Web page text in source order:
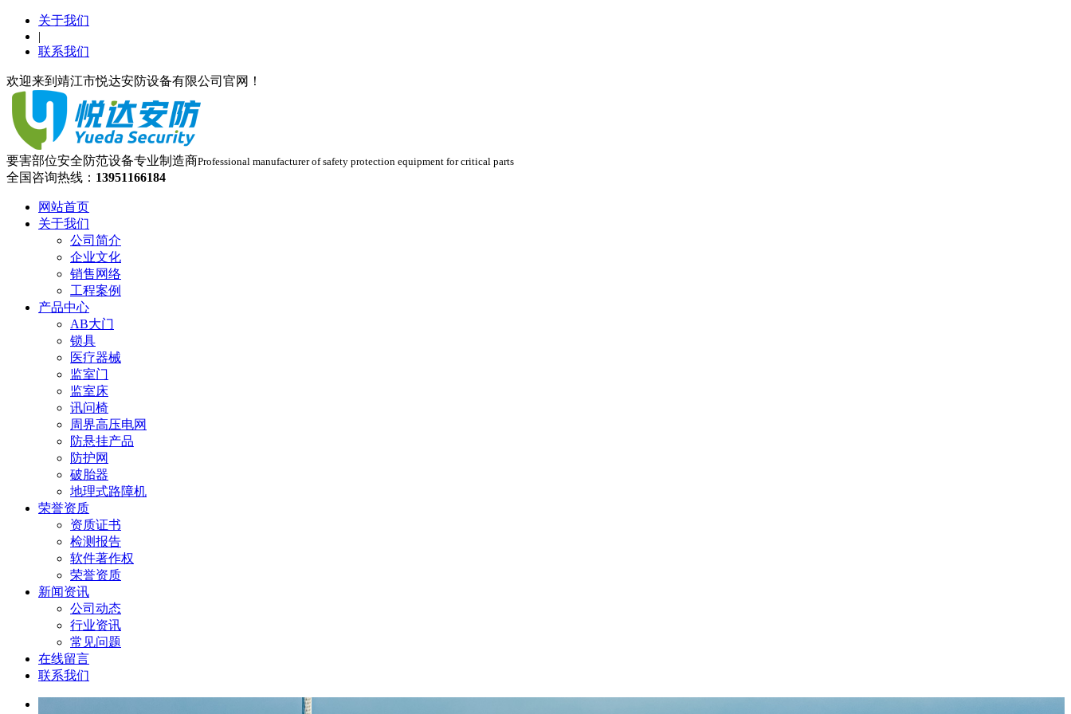
关于我们
|
联系我们
欢迎来到靖江市悦达安防设备有限公司官网！
要害部位安全防范设备专业制造商Professional manufacturer of safety protection equipment for critical parts
全国咨询热线： 13951166184
网站首页
关于我们
公司简介
企业文化
销售网络
工程案例
产品中心
AB大门
锁具
医疗器械
监室门
监室床
讯问椅
周界高压电网
防悬挂产品
防护网
破胎器
地理式路障机
荣誉资质
资质证书
检测报告
软件著作权
荣誉资质
新闻资讯
公司动态
行业资讯
常见问题
在线留言
联系我们